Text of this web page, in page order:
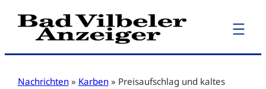
Zum
Inhalt
Nachrichten » Karben » Preisaufschlag und kaltes